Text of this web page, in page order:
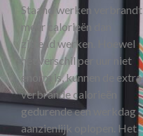
Staand werken verbrandt
meer calorieën dan
zittend werken. Hoewel
het verschil per uur niet
enorm is, kunnen de extra
verbrande calorieën
gedurende een werkdag
aanzienlijk oplopen. Het